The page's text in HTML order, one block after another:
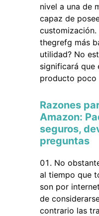
nivel a una de
capaz de
customización.
thegrefg más
utilidad? No
significará que
producto poco
Razones
Amazon:
seguros,
preguntas
No
al tiempo que
son por
de
contrario las